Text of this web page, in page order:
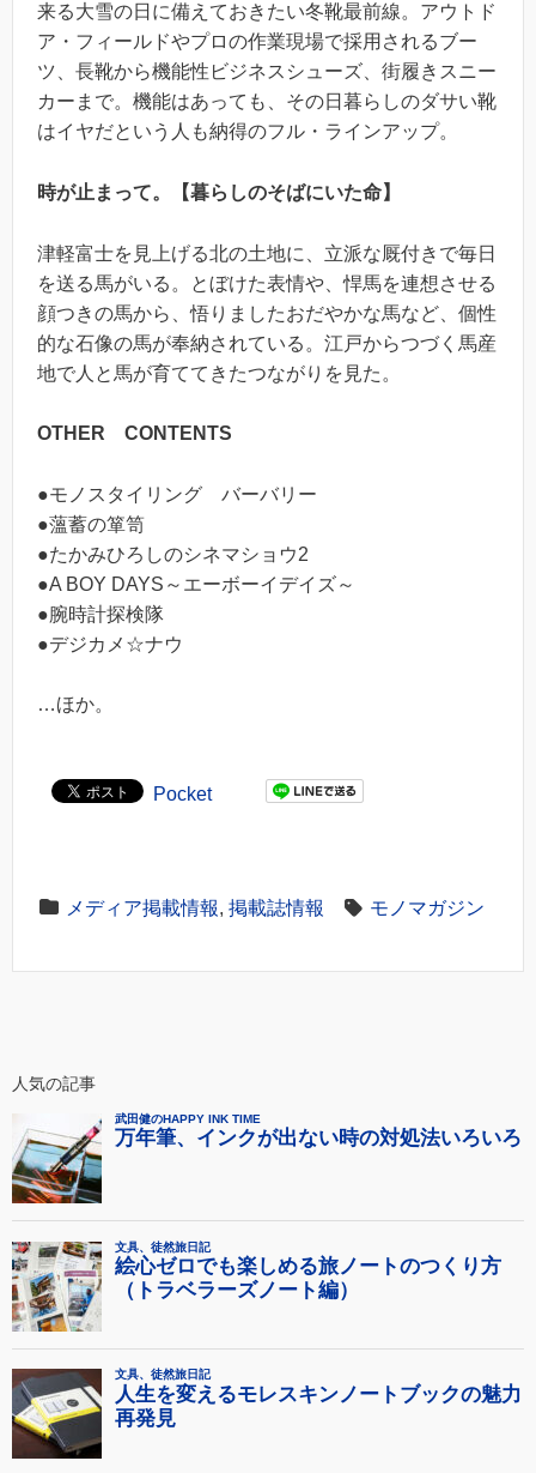
来る大雪の日に備えておきたい冬靴最前線。アウトド
ア・フィールドやプロの作業現場で採用されるブー
ツ、長靴から機能性ビジネスシューズ、街履きスニー
カーまで。機能はあっても、その日暮らしのダサい靴
はイヤだという人も納得のフル・ラインアップ。
時が止まって。【暮らしのそばにいた命】
津軽富士を見上げる北の土地に、立派な厩付きで毎日
を送る馬がいる。とぼけた表情や、悍馬を連想させる
顔つきの馬から、悟りましたおだやかな馬など、個性
的な石像の馬が奉納されている。江戸からつづく馬産
地で人と馬が育ててきたつながりを見た。
OTHER CONTENTS
●モノスタイリング バーバリー
●薀蓄の箪笥
●たかみひろしのシネマショウ2
●A BOY DAYS～エーボーイデイズ～
●腕時計探検隊
●デジカメ☆ナウ
…ほか。
Pocket
メディア掲載情報, 掲載誌情報 モノマガジン
人気の記事